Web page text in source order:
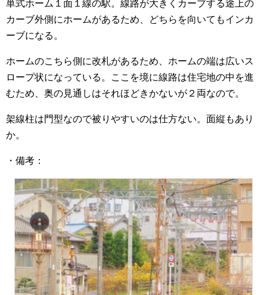
単式ホーム１面１線の駅。線路が大きくカーブする途上の
カーブ外側にホームがあるため、どちらを向いてもインカ
ーブになる。
ホームのこちら側に改札があるため、ホームの端は広いス
ロープ状になっている。ここを境に線路は住宅地の中を進
むため、奥の見通しはそれほどきかないが２両なので。
架線柱は門型なので被りやすいのは仕方ない。面縦もあり
か。
・備考：